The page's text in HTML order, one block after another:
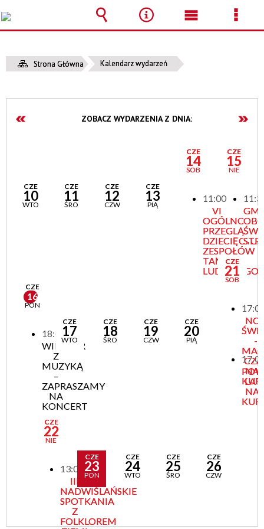
Strona Główna Kalendarz wydarzeń
ZOBACZ WYDARZENIA Z DNIA:
CZE
10
WTO
CZE
11
ŚRO
CZE
12
CZW
CZE
13
PIĄ
CZE
14
SOB
11:00
VI
PRZEGLĄD
DZIECIĘCYCH
ZESPOŁÓW
TAŃCA
LUDOWEGO
CZE
15
NIE
CZE
16
PON
18:00
WIECZÓR
Z
MUZYKĄ
–
ZAPRASZAMY
NA
KONCERT
CZE
17
WTO
CZE
18
ŚRO
CZE
19
CZW
CZE
20
PIĄ
CZE
21
SOB
-
CZE
22
NIE
13:00
III
NADWIŚLAŃSKIE
SPOTKANIA
Z
FOLKLOREM
CZE
23
PON
CZE
24
WTO
CZE
25
ŚRO
CZE
26
CZW
Wyszukiwarka
Narzędzia
Menu